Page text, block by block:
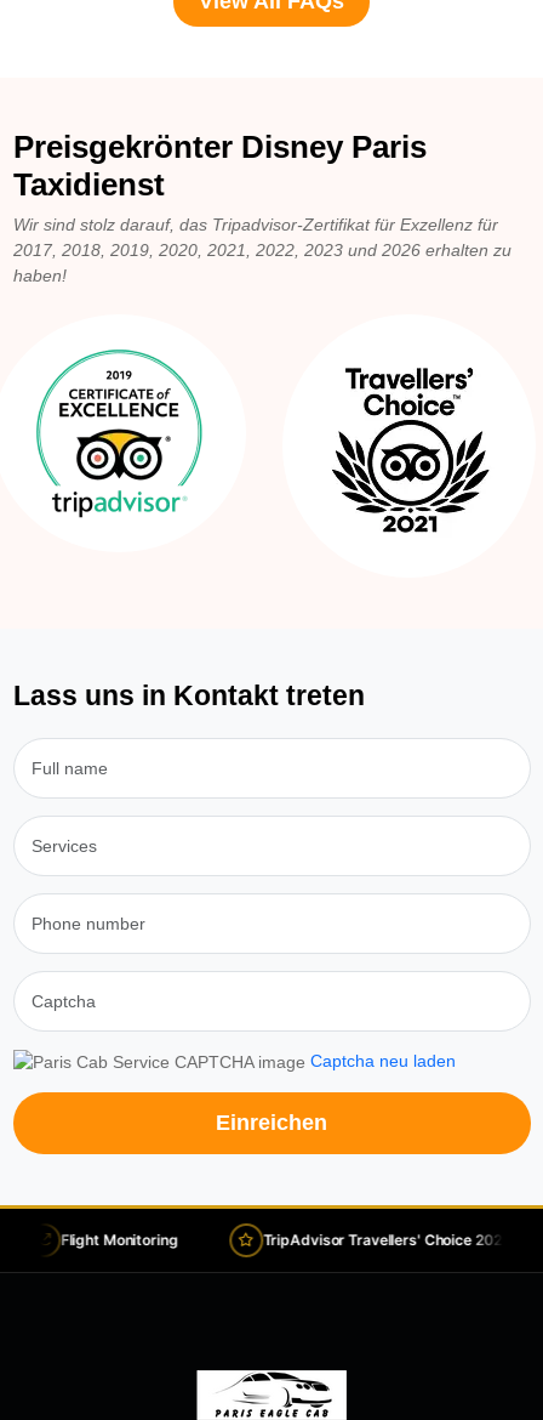
Preisgekrönter Disney Paris
Taxidienst
Wir sind stolz darauf, das Tripadvisor-Zertifikat für Exzellenz für
2017, 2018, 2019, 2020, 2021, 2022, 2023 und 2026 erhalten zu
haben!
Lass uns in Kontakt treten
Captcha neu laden
Einreichen
Flight Monitoring TripAdvisor Travellers' Choice 2026